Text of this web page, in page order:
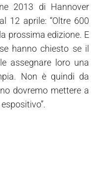
2013 di Hannover
12 aprile: “Oltre 600
prossima edizione. E
hanno chiesto se il
assegnare loro una
Non è quindi da
dovremo mettere a